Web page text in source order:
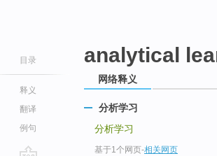
目录
释义
翻译
例句
analytical
网络释义
分析学习
分析学习
基于1个网页-相关网页